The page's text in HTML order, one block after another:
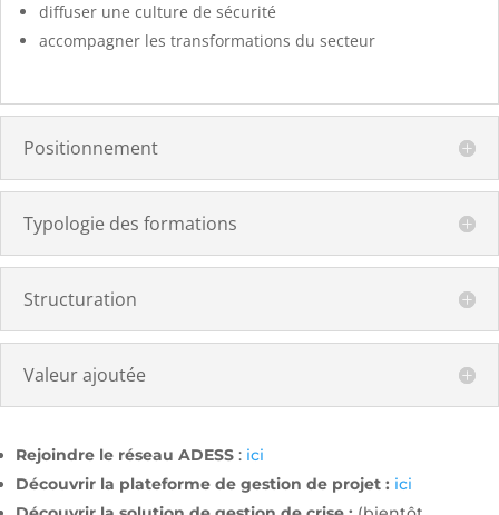
diffuser une culture de sécurité
accompagner les transformations du secteur
Positionnement
Typologie des formations
Structuration
Valeur ajoutée
Rejoindre le réseau ADESS : ici
Découvrir la plateforme de gestion de projet : ici